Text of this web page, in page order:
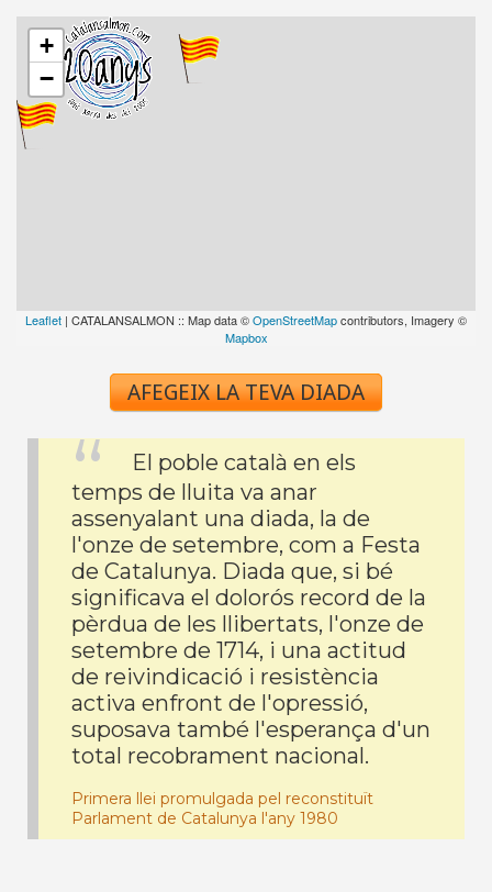
+
−
Leaflet | CATALANSALMON :: Map data ©OpenStreetMapcontributors, Imagery ©
Mapbox
AFEGEIX LA TEVA DIADA
El poble català en els
temps de lluita va anar
assenyalant una diada, la de
l'onze de setembre, com a Festa
de Catalunya. Diada que, si bé
significava el dolorós record de la
pèrdua de les llibertats, l'onze de
setembre de 1714, i una actitud
de reivindicació i resistència
activa enfront de l'opressió,
suposava també l'esperança d'un
total recobrament nacional.
Primera llei promulgada pel reconstituït
Parlament de Catalunya l'any 1980